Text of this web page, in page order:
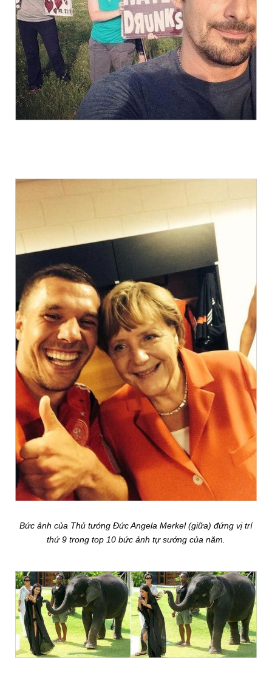
Bức ảnh của Thủ tướng Đức Angela Merkel (giữa) đứng vị trí
thứ 9 trong top 10 bức ảnh tự sướng của năm.